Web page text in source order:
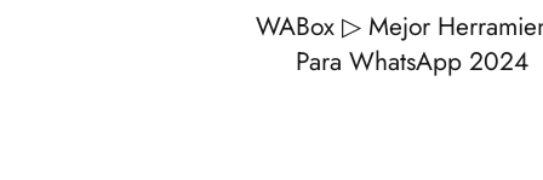
WABox ▷ Mejor
Para WhatsApp 2024